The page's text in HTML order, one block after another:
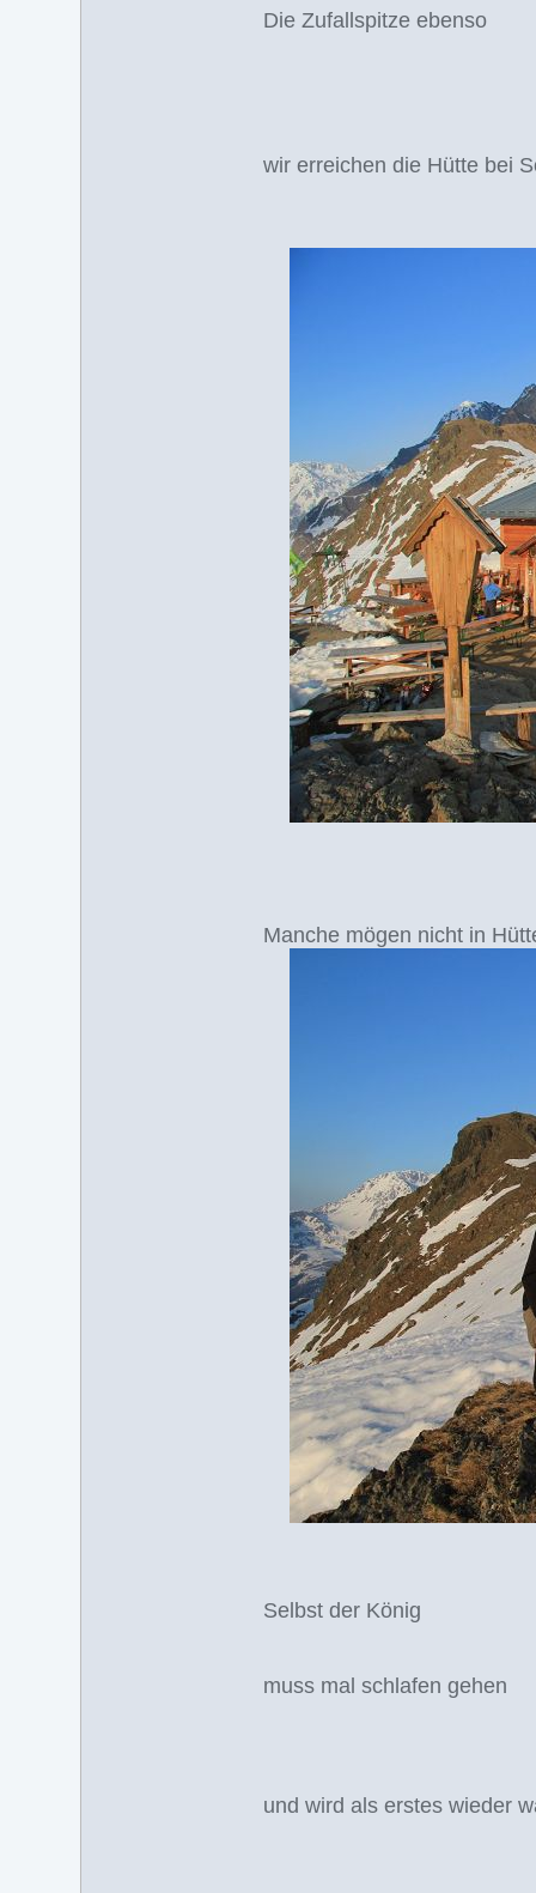
Die Zufallspitze ebenso
wir erreichen die Hütte bei
Manche mögen nicht in
Selbst der König
muss mal schlafen gehen
und wird als erstes wieder